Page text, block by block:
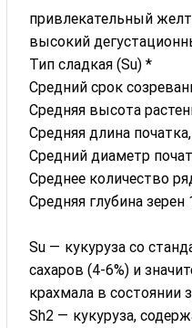
привлекательный
высокий
Тип сладкая (Su) *
Средний срок
Средняя высота
Средняя длина
Средний диаметр
Среднее количество
Средняя глубина зерен
Su — кукуруза со
сахаров (4-6%) и
крахмала в состоянии
Sh2 — кукуруза,